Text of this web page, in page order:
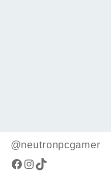
@neutronpcgamer
Facebook
Instagram
TikTok